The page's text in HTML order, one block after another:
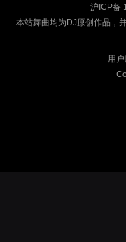
沪ICP备
本站舞曲均为DJ原创作品，
用